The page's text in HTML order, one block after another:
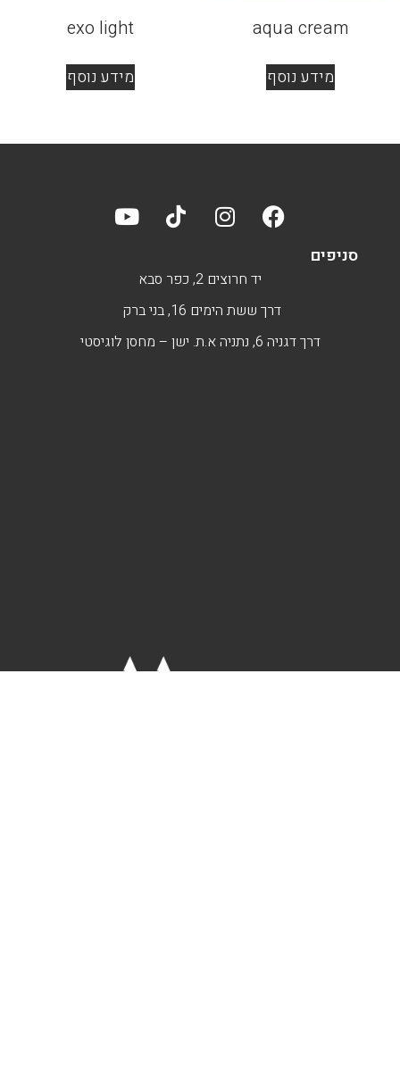
aqua cream
מידע נוסף
exo light
מידע נוסף
סניפים
יד חרוצים 2, כפר סבא
דרך ששת הימים 16, בני ברק
דרך דגניה 6, נתניה א.ת. ישן – מחסן לוגיסטי